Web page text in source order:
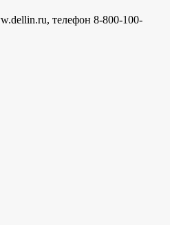
телефон 8-800-100-